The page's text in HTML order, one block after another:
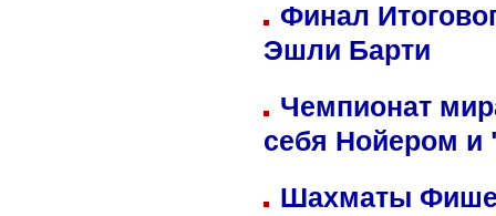
Финал
Эшли Барти
Чемпионат
себя Нойером и
Шахматы